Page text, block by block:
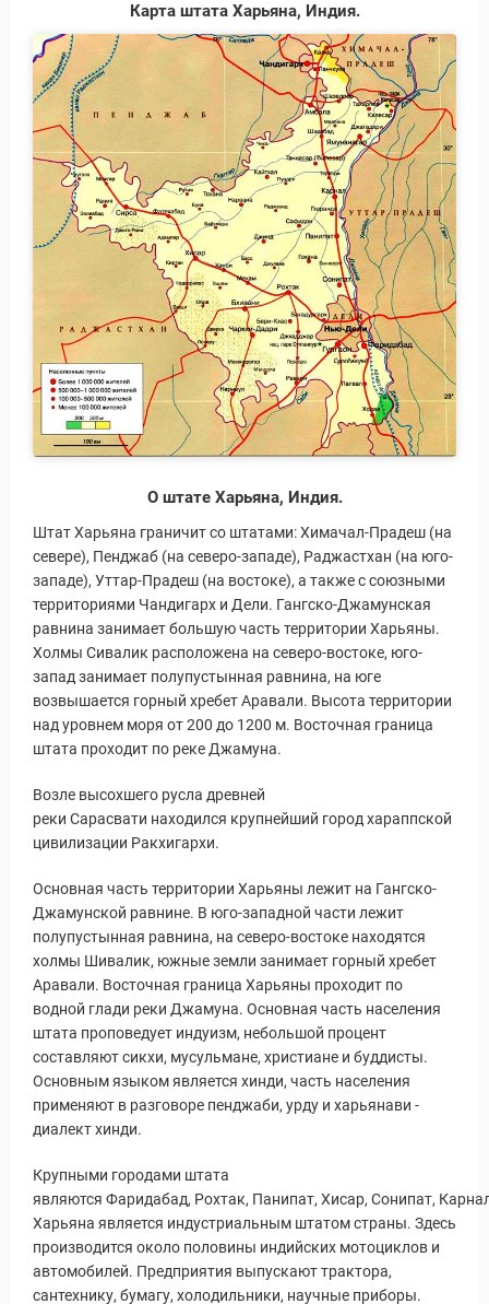
Карта штата Харьяна, Индия.
О штате Харьяна, Индия.
Штат Харьяна граничит со штатами: Химачал-Прадеш (на
севере), Пенджаб (на северо-западе), Раджастхан (на юго-
западе), Уттар-Прадеш (на востоке), а также с союзными
территориями Чандигарх и Дели. Гангско-Джамунская
равнина занимает большую часть территории Харьяны.
Холмы Сивалик расположена на северо-востоке, юго-
запад занимает полупустынная равнина, на юге
возвышается горный хребет Аравали. Высота территории
над уровнем моря от 200 до 1200 м. Восточная граница
штата проходит по реке Джамуна.
Возле высохшего русла древней
реки Сарасвати находился крупнейший город хараппской
цивилизации Ракхигархи.
Основная часть территории Харьяны лежит на Гангско-
Джамунской равнине. В юго-западной части лежит
полупустынная равнина, на северо-востоке находятся
холмы Шивалик, южные земли занимает горный хребет
Аравали. Восточная граница Харьяны проходит по
водной глади реки Джамуна. Основная часть населения
штата проповедует индуизм, небольшой процент
составляют сикхи, мусульмане, христиане и буддисты.
Основным языком является хинди, часть населения
применяют в разговоре пенджаби, урду и харьянави -
диалект хинди.
Крупными городами штата
являются Фаридабад, Рохтак, Панипат, Хисар, Сонипат,
Харьяна является индустриальным штатом страны. Здесь
производится около половины индийских мотоциклов и
автомобилей. Предприятия выпускают трактора,
сантехнику, бумагу, холодильники, научные приборы.